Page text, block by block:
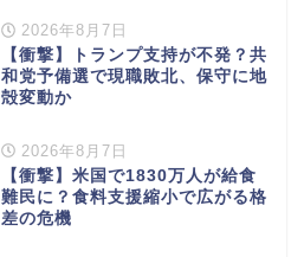
2026年8月7日
【衝撃】トランプ支持が不発？共
和党予備選で現職敗北、保守に地
殻変動か
2026年8月7日
【衝撃】米国で1830万人が給食
難民に？食料支援縮小で広がる格
差の危機